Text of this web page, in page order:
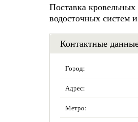
Поставка
водосточных систем
Контактные
Город:
Адрес:
Метро: